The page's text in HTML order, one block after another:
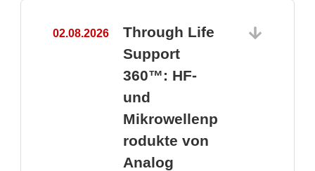
02.08.2026
Through Life
Support
360™: HF-
und
Mikrowellenp
rodukte von
Analog